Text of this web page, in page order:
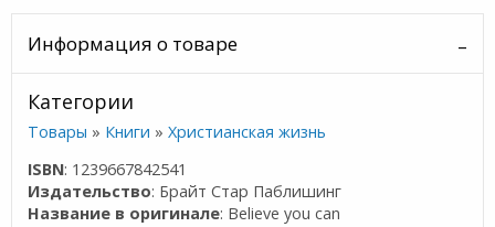
Информация о товаре
Категории
Товары » Книги »Христианская жизнь
ISBN: 1239667842541
Издательство: Брайт Стар Паблишинг
Название в оригинале: Believe you can